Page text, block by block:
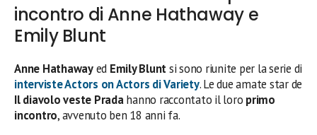
incontro di Anne Hathaway e
Emily Blunt
Anne Hathawayed Emily Bluntsi sono riunite per la serie di
interviste Actors on Actors di Variety. Le due amate star de
Il diavolo veste Pradahanno raccontato il loro primo
incontro, avvenuto ben 18 anni fa.